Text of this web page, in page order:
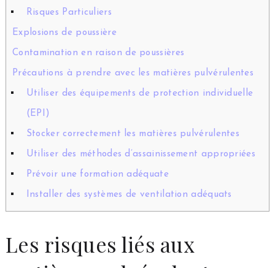
Risques Particuliers
Explosions de poussière
Contamination en raison de poussières
Précautions à prendre avec les matières pulvérulentes
Utiliser des équipements de protection individuelle
(EPI)
Stocker correctement les matières pulvérulentes
Utiliser des méthodes d’assainissement appropriées
Prévoir une formation adéquate
Installer des systèmes de ventilation adéquats
Les risques liés aux